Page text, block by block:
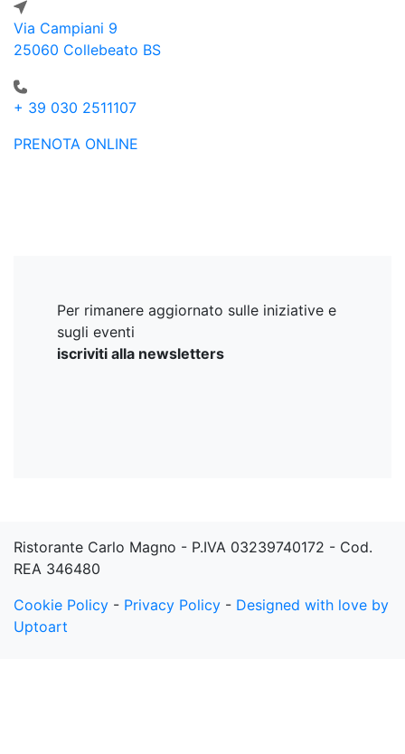
Via Campiani 9
25060 Collebeato BS
+ 39 030 2511107
PRENOTA ONLINE
Per rimanere aggiornato sulle iniziative e
sugli eventi
iscriviti alla newsletters
Ristorante Carlo Magno - P.IVA 03239740172 - Cod.
REA 346480
Cookie Policy - Privacy Policy - Designed with love by
Uptoart